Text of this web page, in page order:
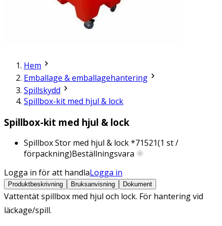
Hem
Emballage & emballagehantering
Spillskydd
Spillbox-kit med hjul & lock
Spillbox-kit med hjul & lock
Spillbox Stor med hjul & lock *71521(1 st /
förpackning)Beställningsvara
Logga in för att handlaLogga in
Produktbeskrivning Bruksanvisning Dokument
Vattentät spillbox med hjul och lock. För hantering vid
läckage/spill.